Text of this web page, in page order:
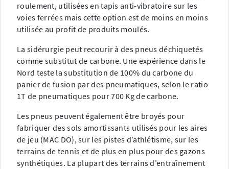
roulement, utilisées en tapis anti-vibratoire sur les
voies ferrées mais cette option est de moins en moins
utilisée au profit de produits moulés.
La sidérurgie peut recourir à des pneus déchiquetés
comme substitut de carbone. Une expérience dans le
Nord teste la substitution de 100% du carbone du
panier de fusion par des pneumatiques, selon le ratio
1T de pneumatiques pour 700 Kg de carbone.
Les pneus peuvent également être broyés pour
fabriquer des sols amortissants utilisés pour les aires
de jeu (MAC DO), sur les pistes d’athlétisme, sur les
terrains de tennis et de plus en plus pour des gazons
synthétiques. La plupart des terrains d’entraînement